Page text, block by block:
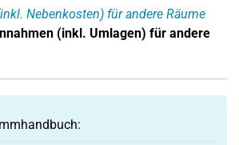
Nebenkosten) für andere Räume
(inkl. Umlagen) für andere